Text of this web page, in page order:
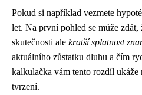
Pokud si například vezmete
let. Na první pohled se může
skutečnosti ale kratší splatnost
aktuálního zůstatku dluhu a čím
kalkulačka vám tento rozdíl ukáže
tvrzení.